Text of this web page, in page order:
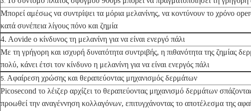
Μπορεί αμέσως να συντρίψει τα μόρια μελανίνης, να κοντύνουν το χρόνο
κατά συνέπεια λίγους πόνο και ζημία
4. Aovide ο κίνδυνος τη μελανίνη για να είναι ενεργό πάλι
Με τη γρήγορη και ισχυρή δυνατότητα συντριβής, η πιθανότητα της ζημίας
πολύ, κάνει έτσι τον κίνδυνο η μελανίνη για να είναι ενεργός πάλι
5. Αφαίρεση χρώσης και θεραπεύοντας μηχανισμός δερμάτων
Picosecond το λέιζερ αρχίζει το θεραπεύοντας μηχανισμό δερμάτων
προωθεί την αναγέννηση κολλαγόνων, επιτυγχάνοντας το αποτέλεσμα της